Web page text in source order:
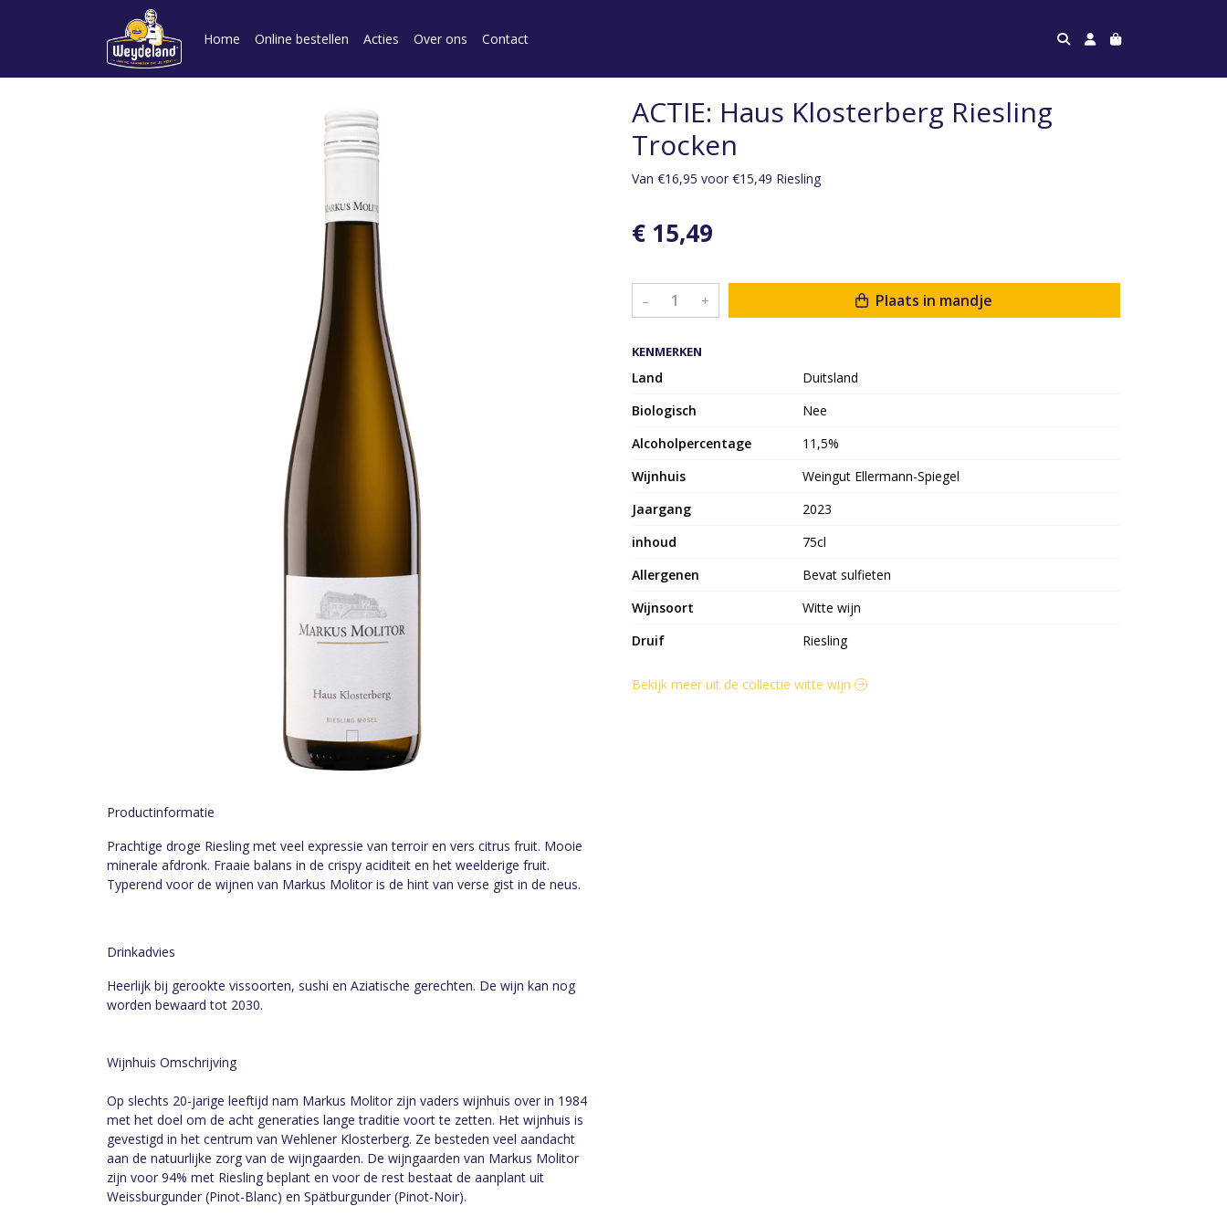
Home Online bestellen Acties Over ons Contact
Productinformatie
Prachtige droge Riesling met veel expressie van terroir en vers citrus fruit. Mooie
minerale afdronk. Fraaie balans in de crispy aciditeit en het weelderige fruit.
Typerend voor de wijnen van Markus Molitor is de hint van verse gist in de neus.
Drinkadvies
Heerlijk bij gerookte vissoorten, sushi en Aziatische gerechten. De wijn kan nog
worden bewaard tot 2030.
Wijnhuis Omschrijving
Op slechts 20-jarige leeftijd nam Markus Molitor zijn vaders wijnhuis over in 1984
met het doel om de acht generaties lange traditie voort te zetten. Het wijnhuis is
gevestigd in het centrum van Wehlener Klosterberg. Ze besteden veel aandacht
aan de natuurlijke zorg van de wijngaarden. De wijngaarden van Markus Molitor
zijn voor 94% met Riesling beplant en voor de rest bestaat de aanplant uit
Weissburgunder (Pinot-Blanc) en Spätburgunder (Pinot-Noir).
ACTIE: Haus Klosterberg Riesling
Trocken
Van €16,95 voor €15,49 Riesling
€ 15,49
– + Plaats in mandje
KENMERKEN
Land
Duitsland
Biologisch
Nee
Alcoholpercentage
11,5%
Wijnhuis
Weingut Ellermann-Spiegel
Jaargang
2023
inhoud
75cl
Allergenen
Bevat sulfieten
Wijnsoort
Witte wijn
Druif
Riesling
Bekijk meer uit de collectie witte wijn